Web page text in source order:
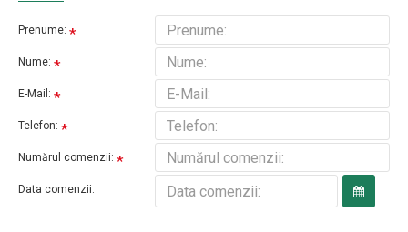
Prenume:
Nume:
E-Mail:
Telefon:
Numărul comenzii:
Data comenzii: